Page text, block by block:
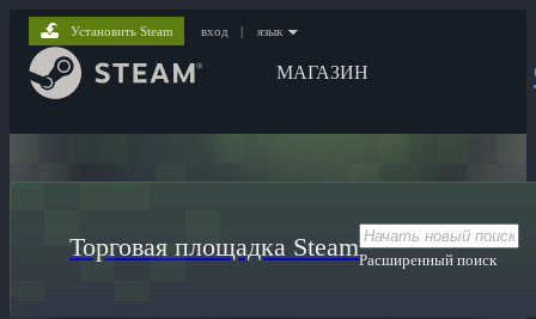
МАГАЗИН
Установить Steam вход | язык
Торговая площадка SteamРасширенный поиск